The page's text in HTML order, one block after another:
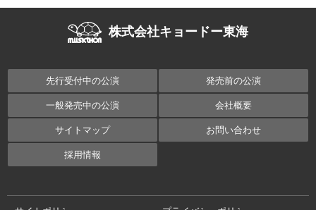
株式会社キョードー東海
先行受付中の公演 発売前の公演
一般発売中の公演 会社概要
サイトマップ お問い合わせ
採用情報